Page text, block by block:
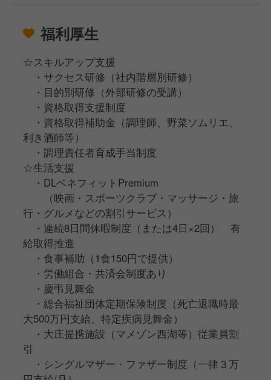
福利厚生
☆スキルアップ支援
・サクセス研修（社内階層別研修）
・目的別研修（外部研修の受講）
・資格取得支援制度
・資格取得補助金（調理師、野菜ソムリエ、
利き酒師等）
・調理責任者育成手当制度
☆生活支援
・DLベネフィットPremium
（映画・スポーツクラブ・マッサージ・旅
行・グルメなどの割引サービス）
・連続8日間休暇制度（または4日×2回） 有
給取得推進
・食事補助（1食150円で提供）
・労働組合・共済会制度あり
・慶弔見舞金
・総合福祉団体定期保険制度（死亡退職時最
大500万円支給、特定疾病見舞金）
・大庄提携施設（マメゾン⻄湖等）従業員割
引
・シングルマザー・ファザー制度（一律３万